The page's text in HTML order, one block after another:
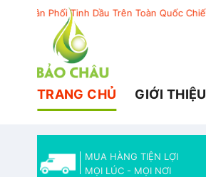
Quốc Chiết Khấu Cao Chính Sách Ưu Đãi
TRANG CHỦ GIỚI THIỆU
MUA HÀNG TIỆN LỢI
MỌI LÚC - MỌI NƠI